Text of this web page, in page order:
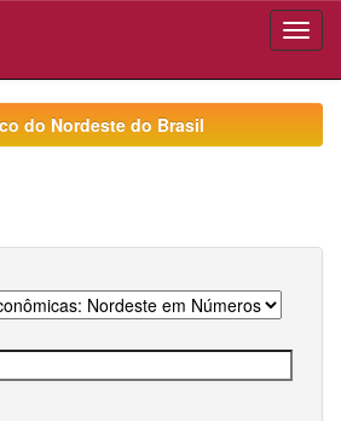
do Nordeste do Brasil